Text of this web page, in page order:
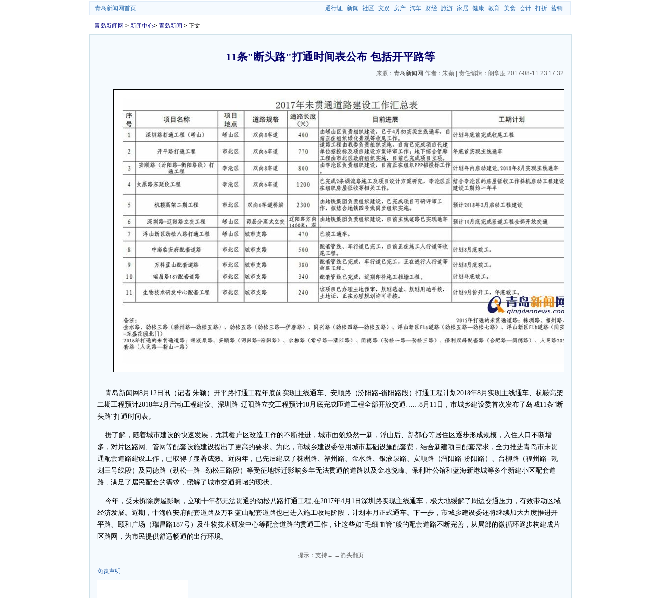
青岛新闻网首页 通行证 新闻 社区 文娱 房产 汽车 财经 旅游 家居 健康 教育 美食 会计 打折 营销
青岛新闻网 > 新闻中心> 青岛新闻 > 正文
11条"断头路"打通时间表公布 包括开平路等
来源： 青岛新闻网 作者：朱颖 责任编辑：朗拿度 2017-08-11 23:17:32
青岛新闻网8月12日讯（记者 朱颖）开平路打通工程年底前实现主线通车、安顺路（汾阳路-衡阳路段）打通工程计划2018年8月实现主线通车、杭鞍高架
二期工程预计2018年2月启动工程建设、深圳路-辽阳路立交工程预计10月底完成匝道工程全部开放交通……8月11日，市城乡建设委首次发布了岛城11条“断
头路”打通时间表。
据了解，随着城市建设的快速发展，尤其棚户区改造工作的不断推进，城市面貌焕然一新，浮山后、新都心等居住区逐步形成规模，入住人口不断增
多，对片区路网、管网等配套设施建设提出了更高的要求。为此，市城乡建设委使用城市基础设施配套费，结合新建项目配套需求，全力推进青岛市未贯
通配套道路建设工作，已取得了显著成效。近两年，已先后建成了株洲路、福州路、金水路、银液泉路、安顺路（沔阳路-汾阳路）、台柳路（福州路--规
划三号线段）及同德路（劲松一路--劲松三路段）等受征地拆迁影响多年无法贯通的道路以及金地悦峰、保利叶公馆和蓝海新港城等多个新建小区配套道
路，满足了居民配套的需求，缓解了城市交通拥堵的现状。
今年，受未拆除房屋影响，立项十年都无法贯通的劲松八路打通工程,在2017年4月1日深圳路实现主线通车，极大地缓解了周边交通压力，有效带动区域
经济发展。近期，中海临安府配套道路及万科蓝山配套道路也已进入施工收尾阶段，计划本月正式通车。下一步，市城乡建设委还将继续加大力度推进开
平路、颐和广场（瑞昌路187号）及生物技术研发中心等配套道路的贯通工作，让这些如“毛细血管”般的配套道路不断完善，从局部的微循环逐步构建成片
区路网，为市民提供舒适畅通的出行环境。
提示：支持← →箭头翻页
免责声明